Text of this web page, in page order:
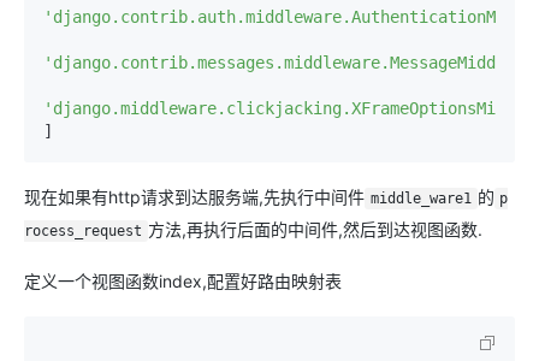
]
现在如果有http请求到达服务端,先执行中间件 middle_ware1 的 p
rocess_request 方法,再执行后面的中间件,然后到达视图函数.
定义一个视图函数index,配置好路由映射表